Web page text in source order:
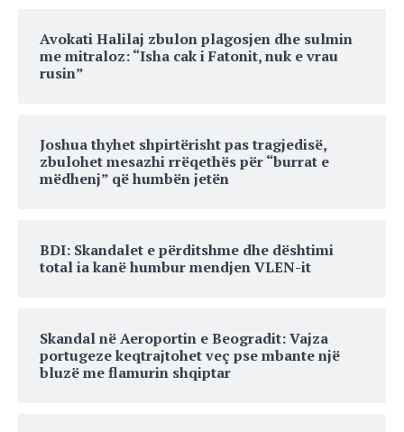
Avokati Halilaj zbulon plagosjen dhe sulmin
me mitraloz: “Isha cak i Fatonit, nuk e vrau
rusin”
Joshua thyhet shpirtërisht pas tragjedisë,
zbulohet mesazhi rrëqethës për “burrat e
mëdhenj” që humbën jetën
BDI: Skandalet e përditshme dhe dështimi
total ia kanë humbur mendjen VLEN-it
Skandal në Aeroportin e Beogradit: Vajza
portugeze keqtrajtohet veç pse mbante një
bluzë me flamurin shqiptar